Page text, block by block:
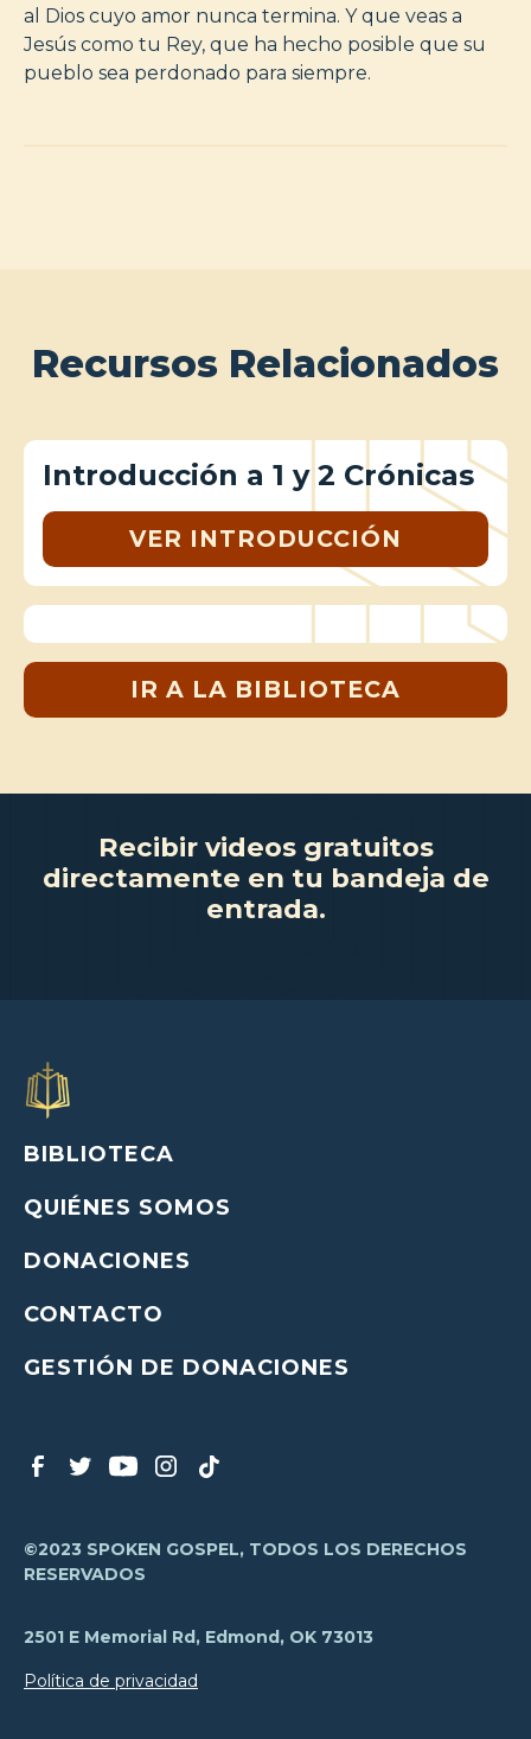
al Dios cuyo amor nunca termina. Y que veas a
Jesús como tu Rey, que ha hecho posible que su
pueblo sea perdonado para siempre.
Recursos Relacionados
Introducción a 1 y 2 Crónicas
VER INTRODUCCIÓN
IR A LA BIBLIOTECA
Recibir videos gratuitos
directamente en tu bandeja de
entrada.
BIBLIOTECA
QUIÉNES SOMOS
DONACIONES
CONTACTO
GESTIÓN DE DONACIONES
©2023 SPOKEN GOSPEL, TODOS LOS DERECHOS
RESERVADOS
2501 E Memorial Rd, Edmond, OK 73013
Política de privacidad